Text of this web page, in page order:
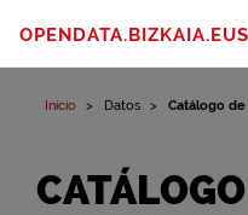
OPENDATA.BIZKAIA.EUS
Inicio Datos Catálogo